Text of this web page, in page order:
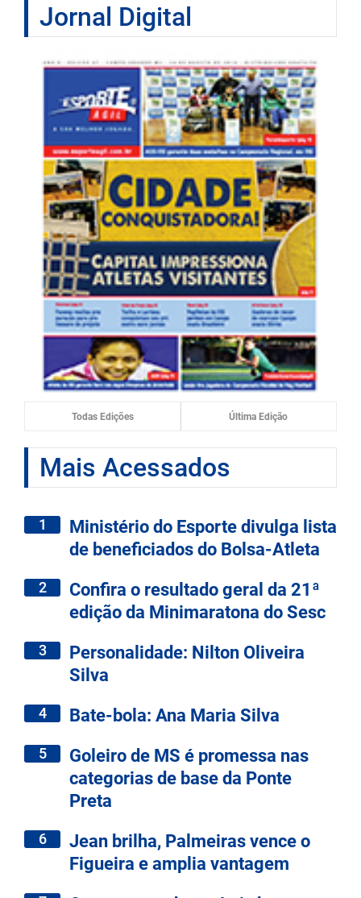
Jornal Digital
Todas Edições Última Edição
Mais Acessados
1
Ministério do Esporte divulga lista
de beneficiados do Bolsa-Atleta
2
Confira o resultado geral da 21ª
edição da Minimaratona do Sesc
3
Personalidade: Nilton Oliveira
Silva
4 Bate-bola: Ana Maria Silva
5
Goleiro de MS é promessa nas
categorias de base da Ponte
Preta
6
Jean brilha, Palmeiras vence o
Figueira e amplia vantagem